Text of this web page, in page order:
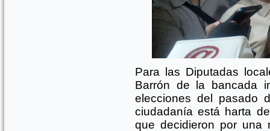
Para las Diputadas
Barrón de la bancada
elecciones del pasado
ciudadanía está harta
que decidieron por una